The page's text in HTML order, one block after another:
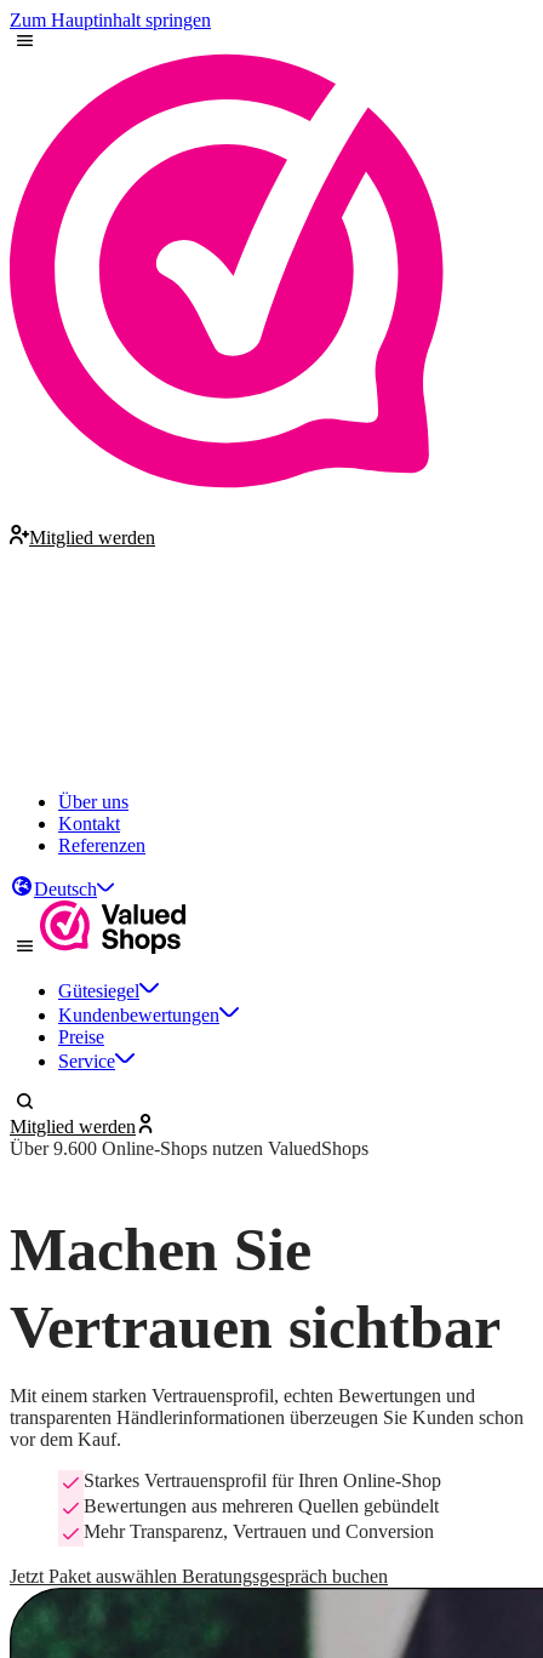
Zum Hauptinhalt springen
Mitglied werden
Über uns
Kontakt
Referenzen
Deutsch
Gütesiegel
Kundenbewertungen
Preise
Service
Mitglied werden
Über 9.600 Online-Shops nutzen ValuedShops
Machen Sie
Vertrauen sichtbar
Mit einem starken Vertrauensprofil, echten Bewertungen und
transparenten Händlerinformationen überzeugen Sie Kunden schon
vor dem Kauf.
Starkes Vertrauensprofil für Ihren Online-Shop
Bewertungen aus mehreren Quellen gebündelt
Mehr Transparenz, Vertrauen und Conversion
Jetzt Paket auswählen Beratungsgespräch buchen